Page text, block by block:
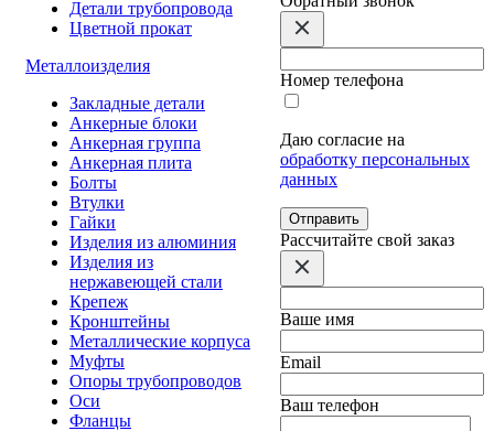
Детали трубопровода
Цветной прокат
Металлоизделия
Закладные детали
Анкерные блоки
Анкерная группа
Анкерная плита
Болты
Втулки
Гайки
Изделия из алюминия
Изделия из
нержавеющей стали
Крепеж
Кронштейны
Металлические корпуса
Муфты
Опоры трубопроводов
Оси
Фланцы
Номер телефона
Даю согласие на
обработку персональных
данных
Отправить
Расcчитайте свой заказ
Ваше имя
Email
Ваш телефон